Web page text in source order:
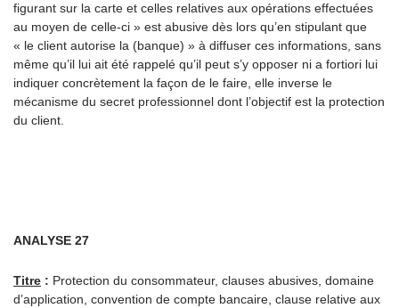
figurant sur la carte et celles relatives aux opérations effectuées
au moyen de celle-ci » est abusive dès lors qu’en stipulant que
« le client autorise la (banque) » à diffuser ces informations, sans
même qu’il lui ait été rappelé qu’il peut s’y opposer ni a fortiori lui
indiquer concrètement la façon de le faire, elle inverse le
mécanisme du secret professionnel dont l’objectif est la protection
du client.
ANALYSE 27
Titre : Protection du consommateur, clauses abusives, domaine
d’application, convention de compte bancaire, clause relative aux